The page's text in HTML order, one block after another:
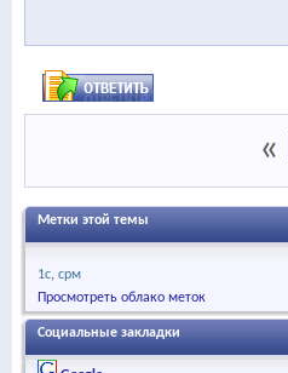
«
Метки этой темы
1с срм
Просмотреть облако меток
Социальные закладки